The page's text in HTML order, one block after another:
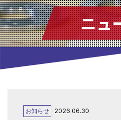
ニュ
お知らせ 2026.06.30